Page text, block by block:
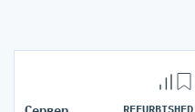
REFURBISHED